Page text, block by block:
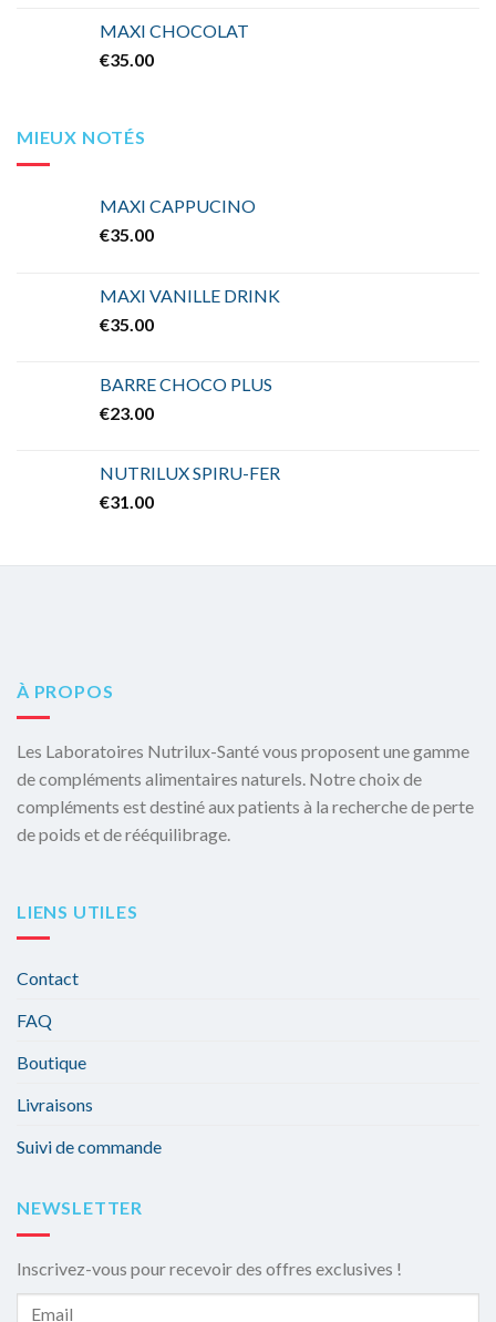
MAXI CHOCOLAT
€35.00
MIEUX NOTÉS
MAXI CAPPUCINO
€35.00
MAXI VANILLE DRINK
€35.00
BARRE CHOCO PLUS
€23.00
NUTRILUX SPIRU-FER
€31.00
À PROPOS
Les Laboratoires Nutrilux-Santé vous proposent une gamme
de compléments alimentaires naturels. Notre choix de
compléments est destiné aux patients à la recherche de perte
de poids et de rééquilibrage.
LIENS UTILES
Contact
FAQ
Boutique
Livraisons
Suivi de commande
NEWSLETTER
Inscrivez-vous pour recevoir des offres exclusives !